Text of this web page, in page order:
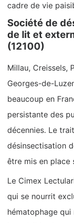
cadre de vie
Société de
de lit et
(12100)
Millau, Creissels,
Georges-de-
beaucoup en
persistante des
décennies. Le
désinsectisation
être mis en place
Le Cimex
qui se nourrit
hématophage